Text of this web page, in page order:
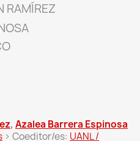
RAMÍREZ
, Azalea Barrera Espinosa
> Coeditor/es: UANL /